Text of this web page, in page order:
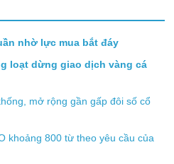
nhờ lực mua bắt đáy
loạt dừng giao dịch vàng cá
mở rộng gần gấp đôi số cổ
khoảng 800 từ theo yêu cầu của